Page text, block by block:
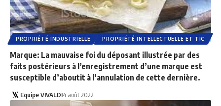
PROPRIÉTÉ INDUSTRIELLE PROPRIÉTÉ INTELLECTUELLE ET TIC
Marque: La mauvaise foi du déposant illustrée par des
faits postérieurs à l’enregistrement d’une marque est
susceptible d’aboutit à l’annulation de cette dernière.
Equipe VIVALDI4 août 2022